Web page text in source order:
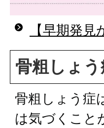
【早期発
骨粗しょ
骨粗しょう症
は気づくこと